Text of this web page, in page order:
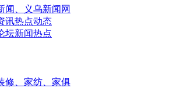
闻、义乌新闻网
讯热点动态
坛新闻热点
修、家纺、家俱